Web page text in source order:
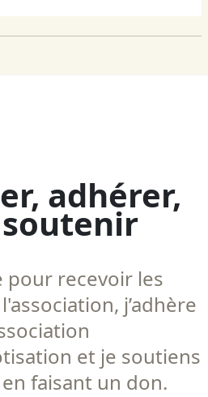
adhérer,
pour recevoir les
j’adhère
et je soutiens
en faisant un don.